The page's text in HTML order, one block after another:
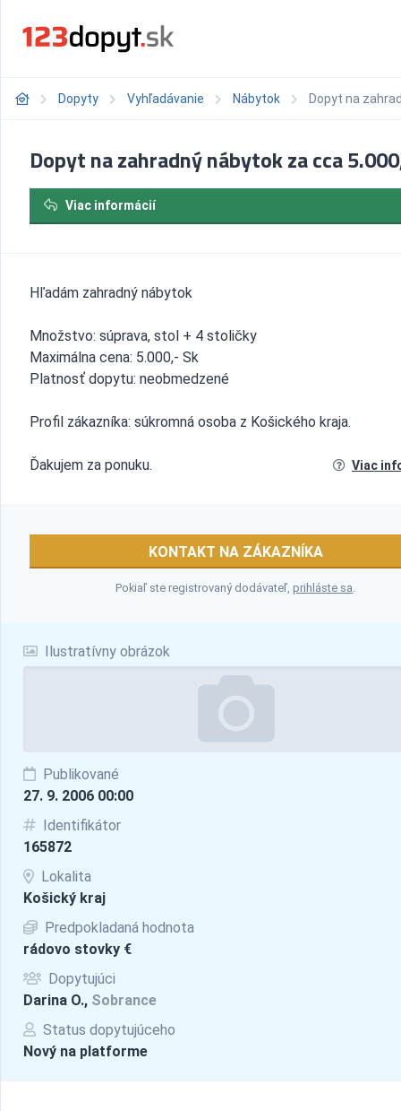
Dopyty Vyhľadávanie Nábytok Dopyt na
Ilustratívny obrázok
Publikované
27. 9. 2006 00:00
Identifikátor
165872
Lokalita
Košický kraj
Predpokladaná hodnota
rádovo stovky €
Dopytujúci
Darina O., Sobrance
Status dopytujúceho
Nový na platforme
Dopyt na zahradný nábytok za cca
Viac informácií
Hľadám zahradný nábytok
Množstvo: súprava, stol + 4 stoličky
Maximálna cena: 5.000,- Sk
Platnosť dopytu: neobmedzené
Profil zákazníka: súkromná osoba z Košického kraja.
Ďakujem za ponuku. Viac
KONTAKT NA ZÁKAZNÍKA
Pokiaľ ste registrovaný dodávateľ,prihláste sa.